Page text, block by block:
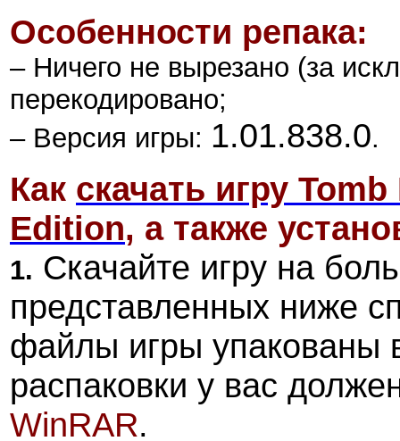
Особенности репака:
– Ничего не вырезано (за
перекодировано;
– Версия игры: 1.01.838.0.
Как скачать игру
Edition, а также
1. Скачайте игру на
представленных ниже
файлы игры упакованы
распаковки у вас
WinRAR.